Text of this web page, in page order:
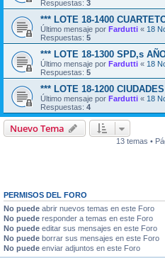
Respuestas: 3
*** LOTE 18-1400
Último mensaje por Fardutti « 18
Respuestas: 5
*** LOTE 18-1300 SPD,s
Último mensaje por Fardutti « 18
Respuestas: 5
*** LOTE 18-1200
Último mensaje por Fardutti « 18
Respuestas: 4
Nuevo Tema
13 temas •
PERMISOS DEL FORO
No puede abrir nuevos temas en este Foro
No puede responder a temas en este Foro
No puede editar sus mensajes en este Foro
No puede borrar sus mensajes en este Foro
No puede enviar adjuntos en este Foro